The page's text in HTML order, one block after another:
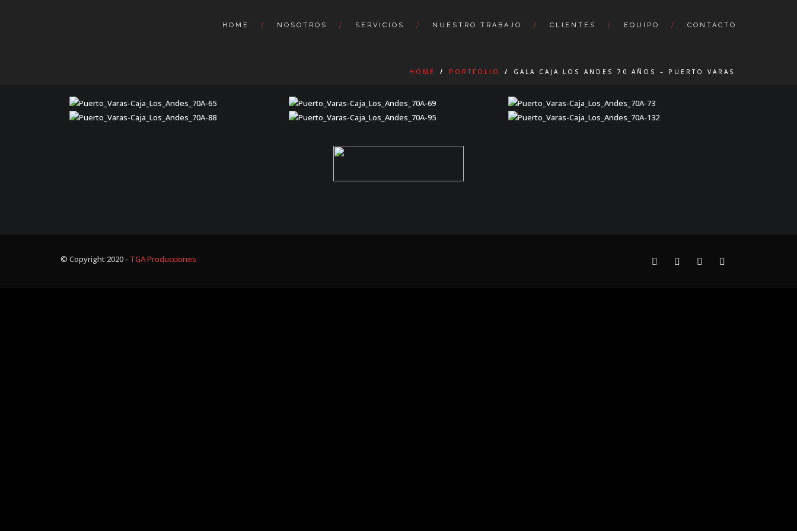
HOME NOSOTROS SERVICIOS NUESTRO TRABAJO CLIENTES EQUIPO CONTACTO
HOME / PORTFOLIO / GALA CAJA LOS ANDES 70 AÑOS – PUERTO VARAS
© Copyright 2020 - TGA Producciones